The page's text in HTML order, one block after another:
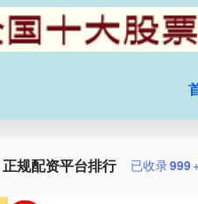
正规配资平台排行 已收录999